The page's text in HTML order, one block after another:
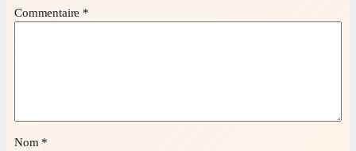
Commentaire *
Nom *